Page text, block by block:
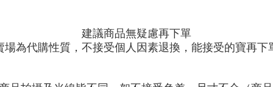
建議商品無疑慮再下單
場為代購性質，不接受個人因素退換，能接受的寶再下